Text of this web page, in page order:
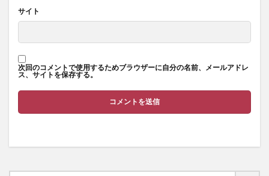
サイト
次回のコメントで使用するためブラウザーに自分の名前、メールアドレ
ス、サイトを保存する。